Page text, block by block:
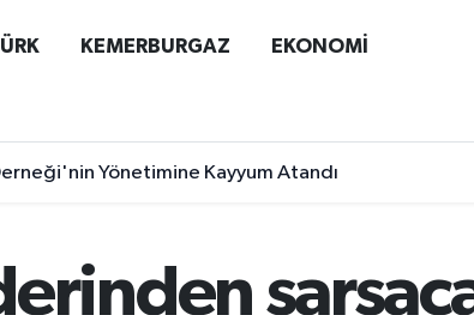
KEMERBURGAZ EKONOMİ
Yönetimine Kayyum Atandı